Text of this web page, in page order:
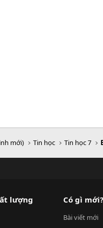
mới) Tin học Tin học 7
lượng
Có gì mới?
Bài viết mới